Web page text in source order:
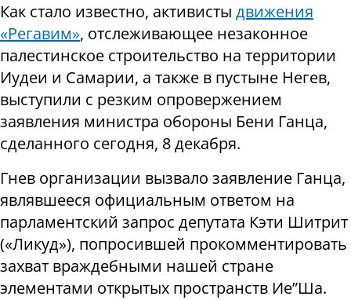
Как стало известно, активисты движения
«Регавим», отслеживающее незаконное
палестинское строительство на территории
Иудеи и Самарии, а также в пустыне Негев,
выступили с резким опровержением
заявления министра обороны Бени Ганца,
сделанного сегодня, 8 декабря.
Гнев организации вызвало заявление Ганца,
являвшееся официальным ответом на
парламентский запрос депутата Кэти Шитрит
(«Ликуд»), попросившей прокомментировать
захват враждебными нашей стране
элементами открытых пространств Ие”Ша.